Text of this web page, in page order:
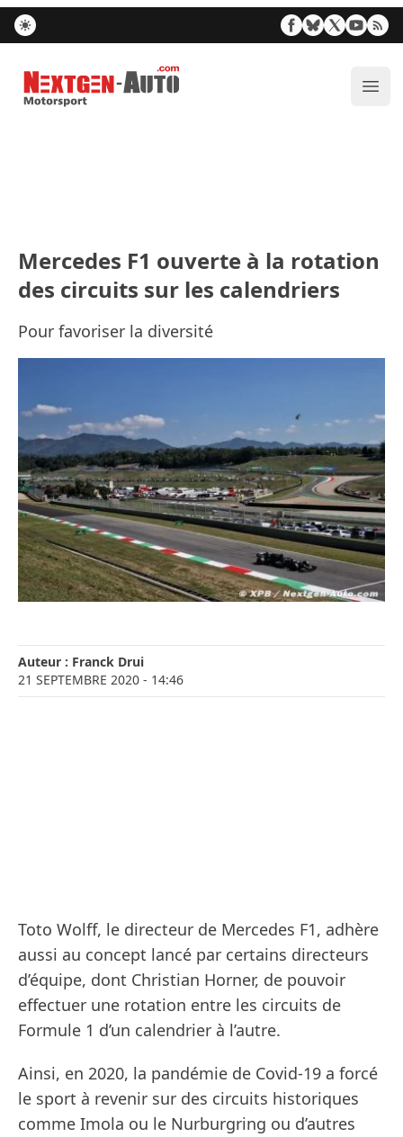
Nextgen-Auto.com
Mercedes F1 ouverte à la rotation
des circuits sur les calendriers
Pour favoriser la diversité
Auteur : Franck Drui
21 SEPTEMBRE 2020 - 14:46
Toto Wolff, le directeur de Mercedes F1, adhère
aussi au concept lancé par certains directeurs
d’équipe, dont Christian Horner, de pouvoir
effectuer une rotation entre les circuits de
Formule 1 d’un calendrier à l’autre.
Ainsi, en 2020, la pandémie de Covid-19 a forcé
le sport à revenir sur des circuits historiques
comme Imola ou le Nurburgring ou d’autres